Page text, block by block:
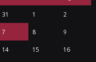
31 1 2
7 8 9
14 15 16